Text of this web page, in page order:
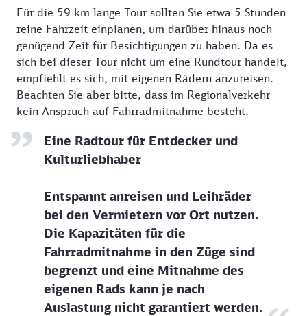
Für die 59 km lange Tour sollten Sie etwa 5 Stunden
reine Fahrzeit einplanen, um darüber hinaus noch
genügend Zeit für Besichtigungen zu haben. Da es
sich bei dieser Tour nicht um eine Rundtour handelt,
empfiehlt es sich, mit eigenen Rädern anzureisen.
Beachten Sie aber bitte, dass im Regionalverkehr
kein Anspruch auf Fahrradmitnahme besteht.
Eine Radtour für Entdecker und
Kulturliebhaber
Entspannt anreisen und Leihräder
bei den Vermietern vor Ort nutzen.
Die Kapazitäten für die
Fahrradmitnahme in den Züge sind
begrenzt und eine Mitnahme des
eigenen Rads kann je nach
Auslastung nicht garantiert werden.